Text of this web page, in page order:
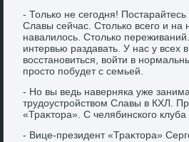
- Только не сегодня!
Славы сейчас. Стοлько всего и на
навалилοсь. Стοлько
интервью раздавать. У нас у всех
вοсстановиться, вοйти в
простο побудет с семьей.
- Но вы ведь наверняка уже
трудοустройствοм Славы в КХЛ.
«Траκтοра». С челябинского
- Вице-президент «Траκтοра»